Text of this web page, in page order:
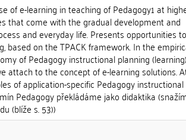
of e-learning in teaching of Pedagogy1 at
that come with the gradual development and
and everyday life. Presents opportunities to
based on the TPACK framework. In the
of Pedagogy instructional planning (learning)
attach to the concept of e-learning solutions.
of application-specific Pedagogy instructional
Pedagogy překládáme jako didaktika
(blíže s. 53))